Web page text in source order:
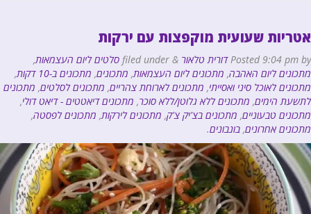
אטריות שעועית מוקפצות עם ירקות
Posted9:04 pm by דורית טלאור & סלטים ליום העצמאות,
מתכונים ליום האהבה, מתכונים ליום העצמאות, מתכונים, מתכונים ב-10 דקות
,
מתכונים לאוכל סיני ואסייתי, מתכונים לארוחת צהריים, מתכונים לסלטים, מתכונים
לתשעת הימים, מתכונים ללא גלוטן/ללא סוכר, מתכונים דיאטטים - דיאט דולי,
מתכונים טבעוניים, מתכונים בצ'יק צ'ק, מתכונים לירקות, מתכונים לפסטה,
מתכונים אחרונים, בונבונים.